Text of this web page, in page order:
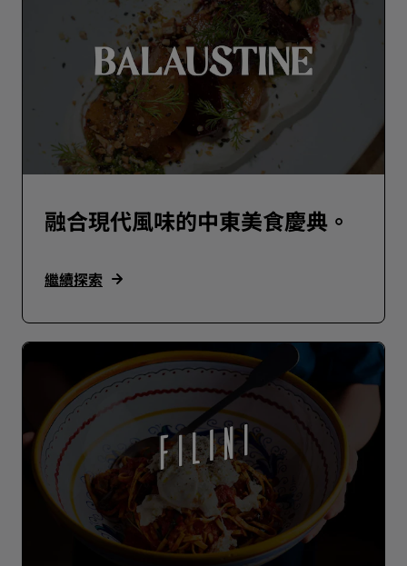
融合現代風味的中東美食慶典。
繼續探索